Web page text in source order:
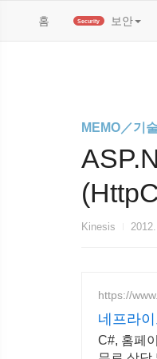
홈(current) 보안
MEMO／기
Kinesis
https://
네프라
C#, 홈페